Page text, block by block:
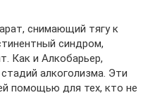
снимающий тягу к
синдром,
Как и Алкобарьер,
алкоголизма. Эти
помощью для тех, кто не